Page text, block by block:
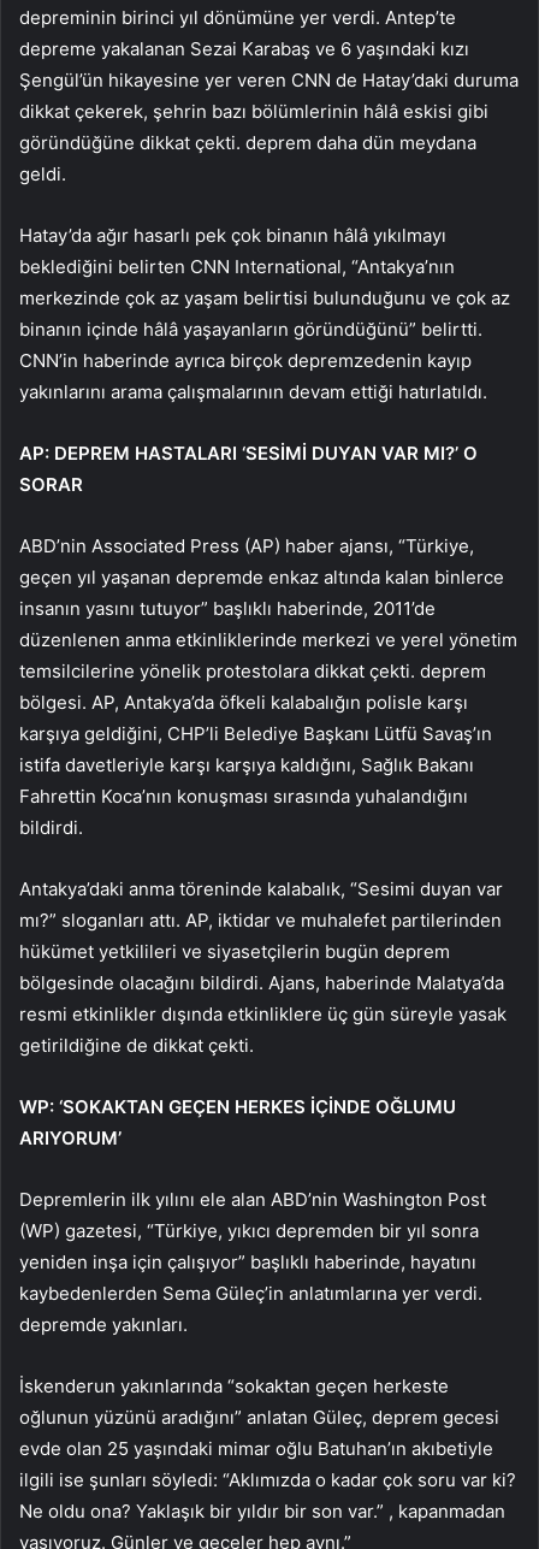
depreminin birinci yıl dönümüne yer verdi. Antep’te
depreme yakalanan Sezai Karabaş ve 6 yaşındaki kızı
Şengül’ün hikayesine yer veren CNN de Hatay’daki duruma
dikkat çekerek, şehrin bazı bölümlerinin hâlâ eskisi gibi
göründüğüne dikkat çekti. deprem daha dün meydana
geldi.
Hatay’da ağır hasarlı pek çok binanın hâlâ yıkılmayı
beklediğini belirten CNN International, “Antakya’nın
merkezinde çok az yaşam belirtisi bulunduğunu ve çok az
binanın içinde hâlâ yaşayanların göründüğünü” belirtti.
CNN’in haberinde ayrıca birçok depremzedenin kayıp
yakınlarını arama çalışmalarının devam ettiği hatırlatıldı.
AP: DEPREM HASTALARI ‘SESİMİ DUYAN VAR MI?’ O
SORAR
ABD’nin Associated Press (AP) haber ajansı, “Türkiye,
geçen yıl yaşanan depremde enkaz altında kalan binlerce
insanın yasını tutuyor” başlıklı haberinde, 2011’de
düzenlenen anma etkinliklerinde merkezi ve yerel yönetim
temsilcilerine yönelik protestolara dikkat çekti. deprem
bölgesi. AP, Antakya’da öfkeli kalabalığın polisle karşı
karşıya geldiğini, CHP’li Belediye Başkanı Lütfü Savaş’ın
istifa davetleriyle karşı karşıya kaldığını, Sağlık Bakanı
Fahrettin Koca’nın konuşması sırasında yuhalandığını
bildirdi.
Antakya’daki anma töreninde kalabalık, “Sesimi duyan var
mı?” sloganları attı. AP, iktidar ve muhalefet partilerinden
hükümet yetkilileri ve siyasetçilerin bugün deprem
bölgesinde olacağını bildirdi. Ajans, haberinde Malatya’da
resmi etkinlikler dışında etkinliklere üç gün süreyle yasak
getirildiğine de dikkat çekti.
WP: ‘SOKAKTAN GEÇEN HERKES İÇİNDE OĞLUMU
ARIYORUM’
Depremlerin ilk yılını ele alan ABD’nin Washington Post
(WP) gazetesi, “Türkiye, yıkıcı depremden bir yıl sonra
yeniden inşa için çalışıyor” başlıklı haberinde, hayatını
kaybedenlerden Sema Güleç’in anlatımlarına yer verdi.
depremde yakınları.
İskenderun yakınlarında “sokaktan geçen herkeste
oğlunun yüzünü aradığını” anlatan Güleç, deprem gecesi
evde olan 25 yaşındaki mimar oğlu Batuhan’ın akıbetiyle
ilgili ise şunları söyledi: “Aklımızda o kadar çok soru var ki?
Ne oldu ona? Yaklaşık bir yıldır bir son var.” , kapanmadan
yaşıyoruz. Günler ve geceler hep aynı.”